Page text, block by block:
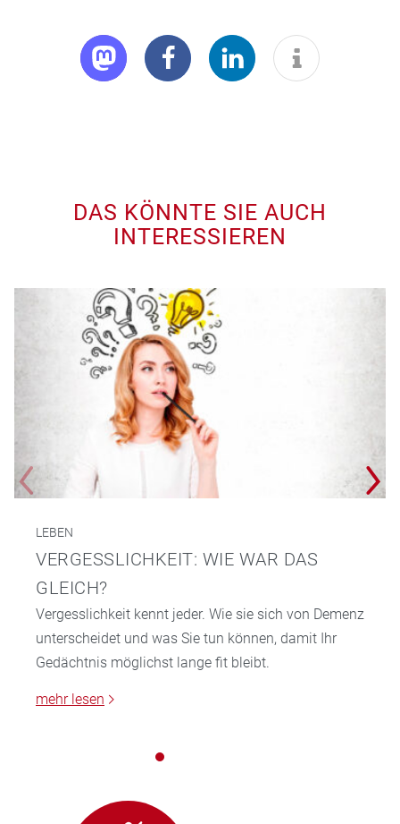
DAS KÖNNTE SIE AUCH
INTERESSIEREN
LEBEN
VERGESSLICHKEIT: WIE WAR DAS
GLEICH?
Vergesslichkeit kennt jeder. Wie sie sich von Demenz
unterscheidet und was Sie tun können, damit Ihr
Gedächtnis möglichst lange fit bleibt.
mehr lesen